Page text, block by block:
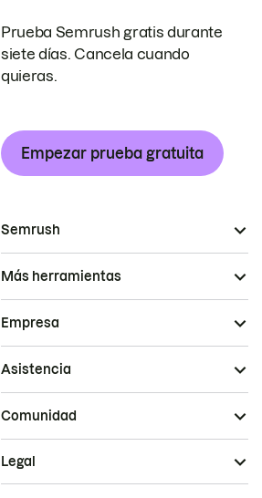
Prueba Semrush gratis durante
siete días. Cancela cuando
quieras.
Empezar prueba gratuita
Semrush
Más herramientas
Empresa
Asistencia
Comunidad
Legal